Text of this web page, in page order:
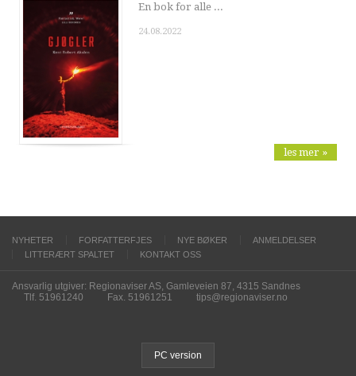
En bok for alle ...
24.08.2022
les mer »
NYHETER FORFATTERFJES NYE BØKER
ANMELDELSER
LITTERÆRT SPALTET
KONTAKT OSS
Ansvarlig utgiver: Regionaviser AS, Gamleveien 87, 4315 Sandnes
Tlf. 51961240
Fax. 51961251 tips@regionaviser.no
PC version